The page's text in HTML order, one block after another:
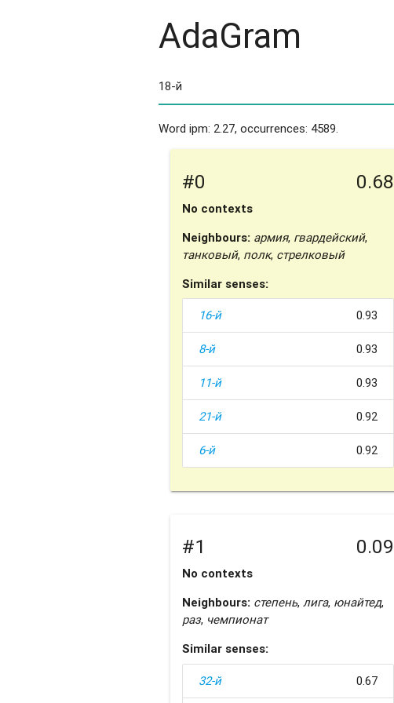
AdaGram
Word ipm: 2.27, occurrences: 4589.
#0 0.68
No contexts
Neighbours: армия, гвардейский,
танковый, полк, стрелковый
Similar senses:
16-й 0.93
8-й 0.93
11-й 0.93
21-й 0.92
6-й 0.92
#1 0.09
No contexts
Neighbours: степень, лига, юнайтед,
раз, чемпионат
Similar senses:
32-й 0.67